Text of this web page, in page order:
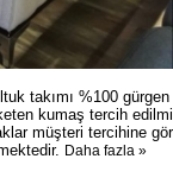
takımı %100 gürgen
kumaş tercih
müşteri tercihine
Daha fazla »